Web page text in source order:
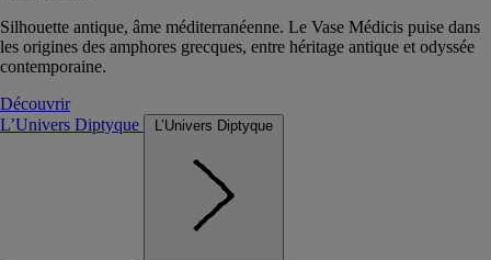
Silhouette antique, âme méditerranéenne. Le Vase Médicis puise dans
les origines des amphores grecques, entre héritage antique et odyssée
contemporaine.
Découvrir
L’Univers Diptyque
L’Univers Diptyque